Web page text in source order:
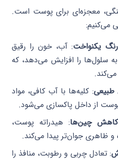
معجزه‌ای برای پوست است.
می‌کنیم:
یکنواخت: آب، خون را رقیق
سلول‌ها را افزایش می‌دهد، که
طبیعی: کلیه‌ها با آب کافی، مواد
پوست از داخل پاکسازی می‌شود.
کاهش چین‌ها: هیدراته پوست،
ظاهری جوان‌تر پیدا می‌کند.
: تعادل چربی و رطوبت، منافذ را